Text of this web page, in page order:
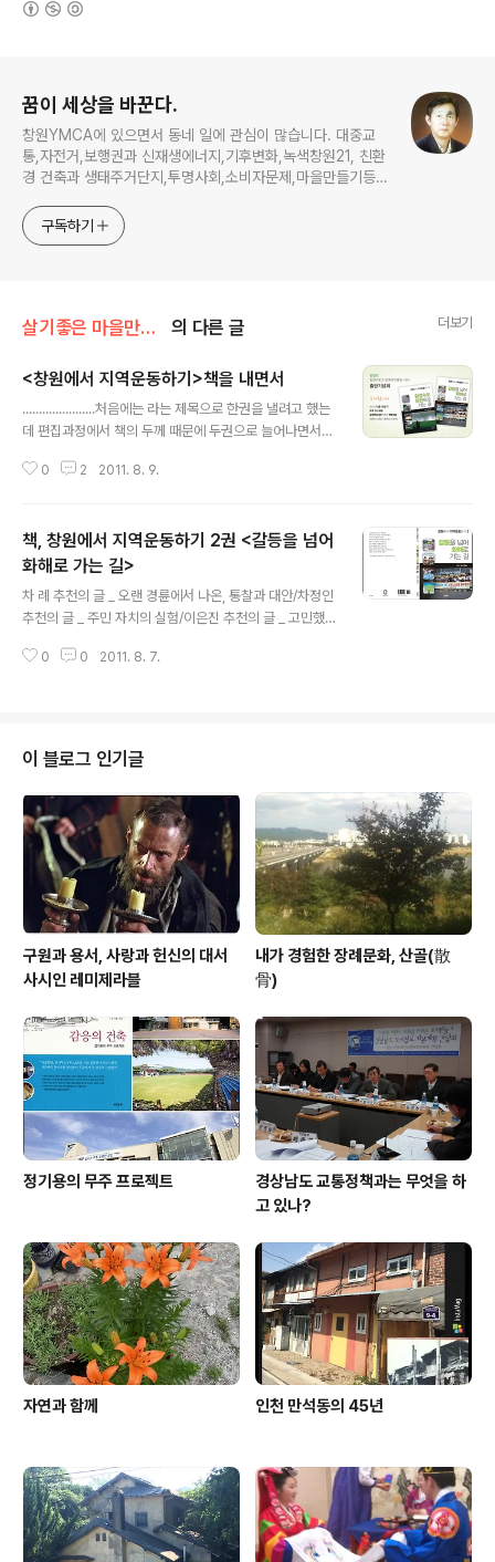
꿈이 세상을 바꾼다.
창원YMCA에 있으면서 동네 일에 관심이 많습니다. 대중교
통,자전거,보행권과 신재생에너지,기후변화,녹색창원21, 친환
경 건축과 생태주거단지,투명사회,소비자문제,마을만들기등...
구독하기
살기좋은 마을만들기 의 다른 글 더보기
<창원에서 지역운동하기>책을 내면서
......................처음에는 라는 제목으로 한권을 낼려고 했는
데 편집과정에서 책의 두께 때문에 두권으로 늘어나면서
이라는 제목을 붙였다. 환경수도가 되기 위해서 반드시 고
루었다. 주로 신문 칼럼과 정기간행물에 실렸던 글을 모았
다. 따라서 그 시점에서는 커다란 쟁점이었고 나름대로 대
안을 제시하고자 노력하였지만 세월이 흐른 지금에는 여러
가지 부족한 점이 눈에 띈다. 그러나 별다른 수정없이 미흡
한대로 그냥 싣는다. 다만 신문칼럼은 제한된 지면 때문에
축소된 부분이 있었는데 이런 경우에는 취지를 살리기 위
0 2 2011. 8. 9.
책, 창원에서 지역운동하기 2권 <갈등을 넘어
화해로 가는 길>
차 례 추천의 글 _ 오랜 경륜에서 나온, 통찰과 대안/차정인
추천의 글 _ 주민 자치의 실험/이은진 추천의 글 _ 고민했
온 길 치열했던 경남 민방사업자 선정과정
다/ 시청자 주권을 위한 경남협의회가 제출한 건의문/ 모처
럼 휴대폰으로부터 해방된 시간/ 이해할 수 있는 2005년
도 사업계획/ 심사기간 중에 진행되는 독립적인 의사결정
토월천변 도로확장문제와 민관협의회 ..............................
0 0 2011. 8. 7.
이 블로그 인기글
구원과 용서, 사랑과 헌신의 대서
사시인 레미제라블
내가 경험한 장례문화, 산골(散
骨)
정기용의 무주 프로젝트
경상남도 교통정책과는 무엇을 하
고 있나?
자연과 함께 인천 만석동의 45년